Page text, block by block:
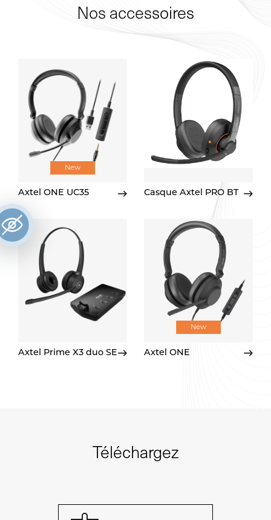
Nos accessoires
New
Axtel ONE UC35 Casque Axtel PRO BT
Axtel Prime X3 duo SE
New
Axtel ONE
Téléchargez